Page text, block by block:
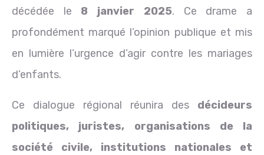
décédée le 8 janvier 2025. Ce drame a
profondément marqué l’opinion publique et mis
en lumière l’urgence d’agir contre les mariages
d’enfants.
Ce dialogue régional réunira des décideurs
politiques, juristes, organisations de la
société civile, institutions nationales et